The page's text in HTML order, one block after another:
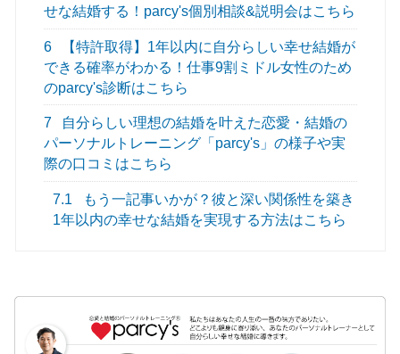
せな結婚する！parcy's個別相談&説明会はこちら
6
【特許取得】1年以内に自分らしい幸せ結婚が
できる確率がわかる！仕事9割ミドル女性のため
のparcy's診断はこちら
7
自分らしい理想の結婚を叶えた恋愛・結婚の
パーソナルトレーニング「parcy's」の様子や実
際の口コミはこちら
7.1
もう一記事いかが？彼と深い関係性を築き
1年以内の幸せな結婚を実現する方法はこちら